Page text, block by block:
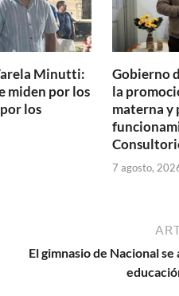
Minutti:
miden por los
los
Gobierno
la
materna y
7 agosto,
El gimnasio de Nacional